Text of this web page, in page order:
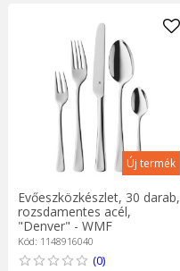
Új termék
Evőeszközkészlet, 30 darab,
rozsdamentes acél,
"Denver" - WMF
Kód: 1148916040
(0)